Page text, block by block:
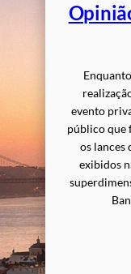
evento
público que
os lances
exibidos